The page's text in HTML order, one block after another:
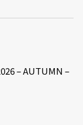
– AUTUMN –